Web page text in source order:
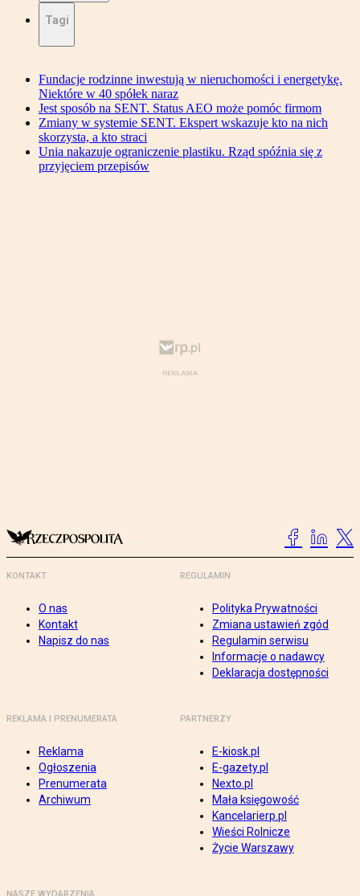
Tagi
Fundacje rodzinne inwestują w nieruchomości i energetykę.
Niektóre w 40 spółek naraz
Jest sposób na SENT. Status AEO może pomóc firmom
Zmiany w systemie SENT. Ekspert wskazuje kto na nich
skorzysta, a kto straci
Unia nakazuje ograniczenie plastiku. Rząd spóźnia się z
przyjęciem przepisów
KONTAKT
O nas
Kontakt
Napisz do nas
REGULAMIN
Polityka Prywatności
Zmiana ustawień zgód
Regulamin serwisu
Informacje o nadawcy
Deklaracja dostępności
REKLAMA I PRENUMERATA
Reklama
Ogłoszenia
Prenumerata
Archiwum
PARTNERZY
E-kiosk.pl
E-gazety.pl
Nexto.pl
Mała księgowość
Kancelarierp.pl
Wieści Rolnicze
Życie Warszawy